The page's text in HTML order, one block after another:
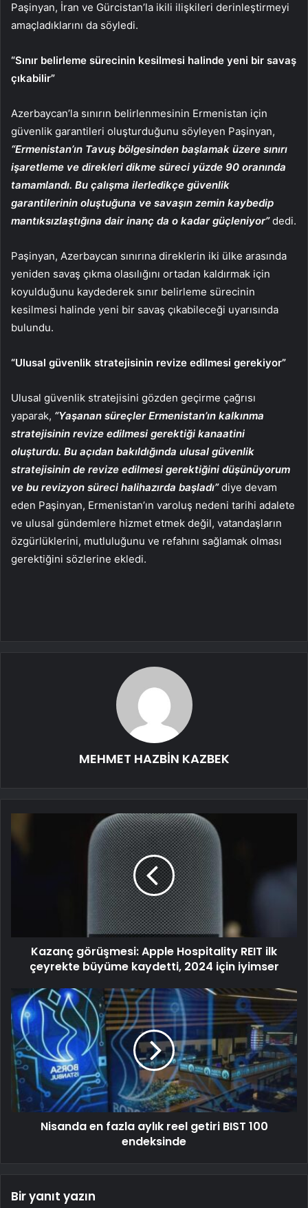
Paşinyan, İran ve Gürcistan’la ikili ilişkileri derinleştirmeyi
amaçladıklarını da söyledi.
“Sınır belirleme sürecinin kesilmesi halinde yeni bir savaş
çıkabilir”
Azerbaycan’la sınırın belirlenmesinin Ermenistan için
güvenlik garantileri oluşturduğunu söyleyen Paşinyan,
“Ermenistan’ın Tavuş bölgesinden başlamak üzere sınırı
işaretleme ve direkleri dikme süreci yüzde 90 oranında
tamamlandı. Bu çalışma ilerledikçe güvenlik
garantilerinin oluştuğuna ve savaşın zemin kaybedip
mantıksızlaştığına dair inanç da o kadar güçleniyor”dedi.
Paşinyan, Azerbaycan sınırına direklerin iki ülke arasında
yeniden savaş çıkma olasılığını ortadan kaldırmak için
koyulduğunu kaydederek sınır belirleme sürecinin
kesilmesi halinde yeni bir savaş çıkabileceği uyarısında
bulundu.
“Ulusal güvenlik stratejisinin revize edilmesi gerekiyor”
Ulusal güvenlik stratejisini gözden geçirme çağrısı
yaparak, “Yaşanan süreçler Ermenistan’ın kalkınma
stratejisinin revize edilmesi gerektiği kanaatini
oluşturdu. Bu açıdan bakıldığında ulusal güvenlik
stratejisinin de revize edilmesi gerektiğini düşünüyorum
ve bu revizyon süreci halihazırda başladı”diye devam
eden Paşinyan, Ermenistan’ın varoluş nedeni tarihi adalete
ve ulusal gündemlere hizmet etmek değil, vatandaşların
özgürlüklerini, mutluluğunu ve refahını sağlamak olması
gerektiğini sözlerine ekledi.
MEHMET HAZBİN KAZBEK
Kazanç görüşmesi: Apple Hospitality REIT ilk
çeyrekte büyüme kaydetti, 2024 için iyimser
Nisanda en fazla aylık reel getiri BIST 100
endeksinde
Bir yanıt yazın